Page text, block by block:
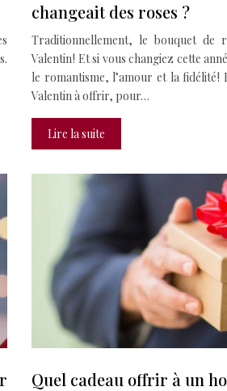
changeait des roses ?
Traditionnellement, le bouquet de
Valentin ! Et si vous changiez cette
le romantisme, l’amour et la fidélité
Valentin à offrir, pour…
Lire la suite
Quel cadeau offrir à un